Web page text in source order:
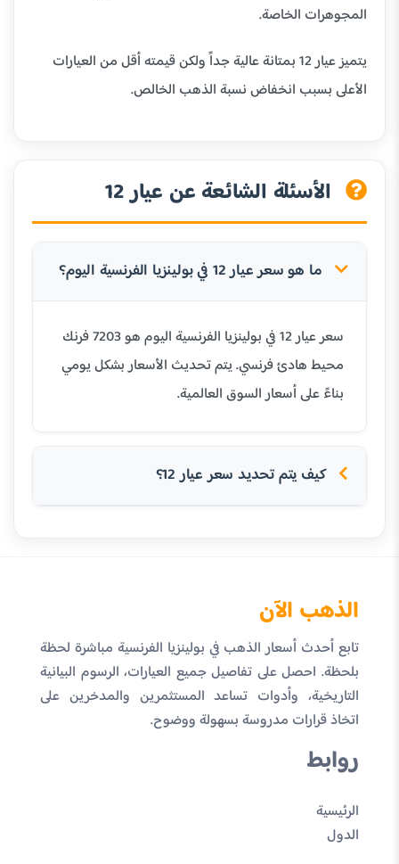
المجوهرات الخاصة.
يتميز عيار 12 بمتانة عالية جداً ولكن قيمته أقل من العيارات
الأعلى بسبب انخفاض نسبة الذهب الخالص.
الأسئلة الشائعة عن عيار 12
ما هو سعر عيار 12 في بولينزيا الفرنسية اليوم؟
سعر عيار 12 في بولينزيا الفرنسية اليوم هو 7203 فرنك
محيط هادئ فرنسي. يتم تحديث الأسعار بشكل يومي
بناءً على أسعار السوق العالمية.
كيف يتم تحديد سعر عيار 12؟
الذهب الآن
تابع أحدث أسعار الذهب في بولينزيا الفرنسية مباشرة لحظة
بلحظة. احصل على تفاصيل جميع العيارات، الرسوم البيانية
التاريخية، وأدوات تساعد المستثمرين والمدخرين على
اتخاذ قرارات مدروسة بسهولة ووضوح.
روابط
الرئيسية
الدول